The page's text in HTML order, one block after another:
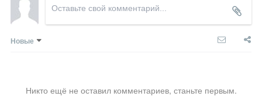
Новые
Никто ещё не оставил комментариев, станьте первым.